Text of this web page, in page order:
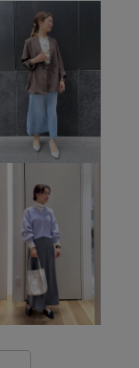
ック きれいめ
イラスト
トン
ゴム仕様
ブル サンダル
スカーフ
ダウン
ナイロン